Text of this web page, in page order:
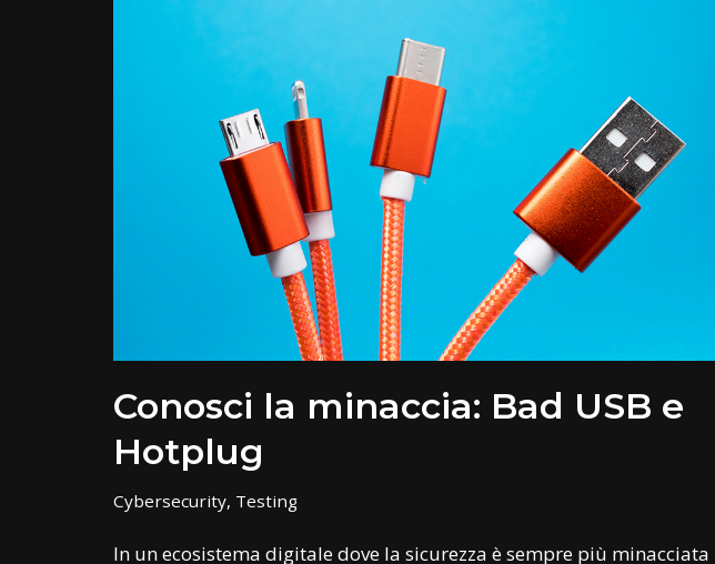
Conosci la minaccia: Bad USB e
Hotplug
Cybersecurity, Testing
In un ecosistema digitale dove la sicurezza è sempre più minacciata